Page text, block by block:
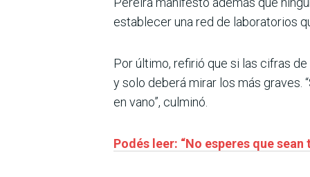
establecer una red de laboratorios
Por último, refirió que si las cifras
y solo deberá mirar los más graves.
en vano”, culminó.
Podés leer: “No esperes que